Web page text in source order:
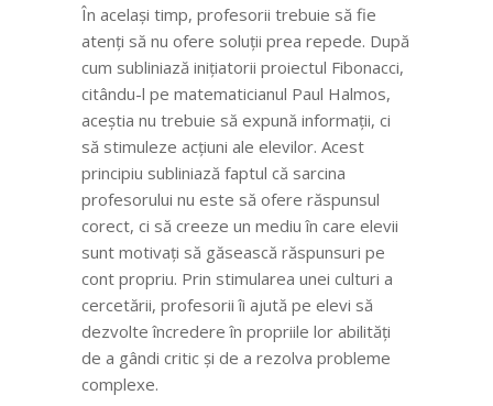
În același timp, profesorii trebuie să fie
atenți să nu ofere soluții prea repede. După
cum subliniază inițiatorii proiectul Fibonacci,
citându-l pe matematicianul Paul Halmos,
aceștia nu trebuie să expună informații, ci
să stimuleze acțiuni ale elevilor. Acest
principiu subliniază faptul că sarcina
profesorului nu este să ofere răspunsul
corect, ci să creeze un mediu în care elevii
sunt motivați să găsească răspunsuri pe
cont propriu. Prin stimularea unei culturi a
cercetării, profesorii îi ajută pe elevi să
dezvolte încredere în propriile lor abilități
de a gândi critic și de a rezolva probleme
complexe.